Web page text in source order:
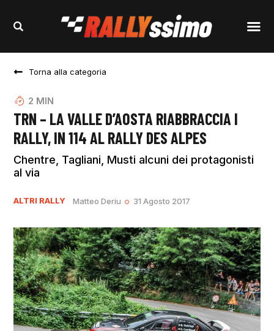
Torna alla categoria
2 MIN
TRN – LA VALLE D’AOSTA RIABBRACCIA I
RALLY, IN 114 AL RALLY DES ALPES
Chentre, Tagliani, Musti alcuni dei protagonisti
al via
ALTRI RALLY Matteo Deriu 31 Agosto 2017